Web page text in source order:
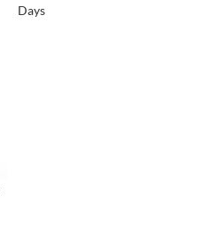
Days